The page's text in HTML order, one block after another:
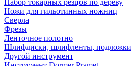
Набор токарных резцов по дереву
Ножи для гильотинных ножниц
Сверла
Фрезы
Ленточное полотно
Шлифдиски, шлифленты, подложки
Другой инструмент